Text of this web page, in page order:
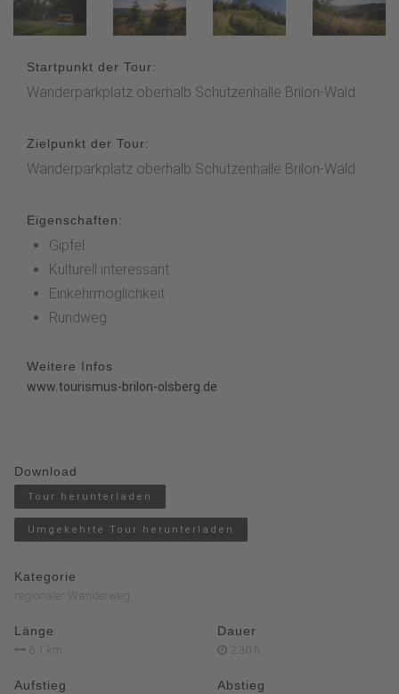
Startpunkt der Tour:
Wanderparkplatz oberhalb Schützenhalle Brilon-Wald
Zielpunkt der Tour:
Wanderparkplatz oberhalb Schützenhalle Brilon-Wald
Eigenschaften:
Gipfel
Kulturell interessant
Einkehrmöglichkeit
Rundweg
Weitere Infos
www.tourismus-brilon-olsberg.de
Download
Tour herunterladen
Umgekehrte Tour herunterladen
Kategorie
regionaler Wanderweg
Länge
6.1 km
Dauer
2:30 h
Aufstieg Abstieg